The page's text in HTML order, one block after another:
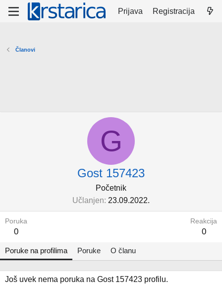
Prijava Registracija
Članovi
G
Gost 157423
Početnik
Učlanjen 23.09.2022.
Poruka
0
Reakcija
0
Poruke na profilima Poruke O članu
Još uvek nema poruka na Gost 157423 profilu.